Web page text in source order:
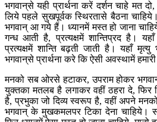
भगवान‍्से यही प्रार्थना करें दर्शन चाहे मत
लिये पहले सुखपूर्वक स्थिरतासे बैठना
भगवान् आ गये हैं। ध्यानमें मस्त हो जाना
गन्ध आती है, प्रत्यक्षमें शान्तिप्रद है।
प्रत्यक्षमें शान्ति बढ़ती जाती है। यहाँ
भगवान‍्से प्रार्थना करे कि ऐसी अवस्थामें
मनको सब ओरसे हटाकर, उपराम होकर
युक्तका मतलब है लगाकर वहीं ठहरा दे,
है, प्रभुका जो दिव्य स्वरूप है, वहीं अपने
भगवान् के मुखकमलपर टिका देना चाहिये।